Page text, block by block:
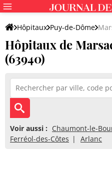
Hôpitaux Puy-de-Dôme
Hôpitaux de
(63940)
Voir aussi : Chaumont-le-
Ferréol-des-Côtes
Arlanc